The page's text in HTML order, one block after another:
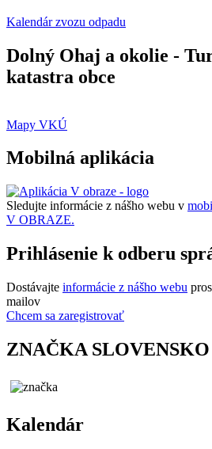
Kalendár zvozu odpadu
Dolný Ohaj a okolie -
katastra obce
Mapy VKÚ
Mobilná aplikácia
Sledujte informácie z nášho webu v
V OBRAZE.
Prihlásenie k odberu
Dostávajte informácie z nášho webu
mailov
Chcem sa zaregistrovať
ZNAČKA SLOVENSKO
Kalendár